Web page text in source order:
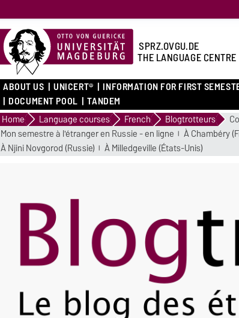
SPRZ.OVGU.DE
THE LANGUAGE CENTRE
ABOUT US UNICERT® INFORMATION FOR FIRST
DOCUMENT POOL
TANDEM
Home Language courses French Blogtrotteurs
Mon semestre à l'étranger en Russie - en ligne
À Chambéry
À Nijini Novgorod (Russie)
À Milledgeville (États-Unis)